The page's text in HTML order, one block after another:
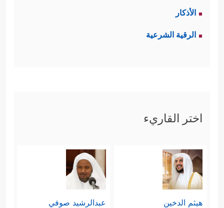
الأذكار
الرقية الشرعية
اختر القاريء
هيثم الدخين عبدالرشيد صوفي